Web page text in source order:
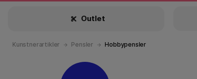
Outlet
Kunstnerartikler Pensler Hobbypensler